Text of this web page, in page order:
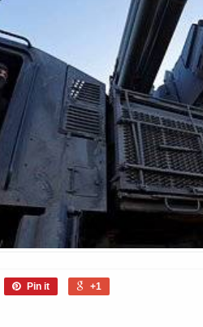
Pin it +1